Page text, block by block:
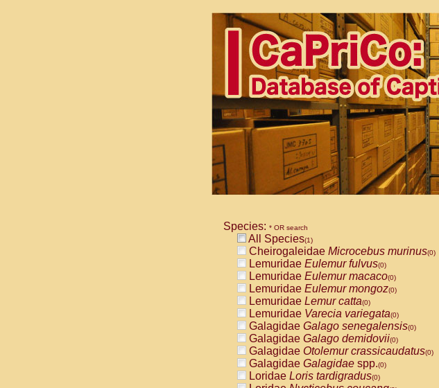
Species: * OR search
All Species(1)
Cheirogaleidae Microcebus murinus(0)
Lemuridae Eulemur fulvus(0)
Lemuridae Eulemur macaco(0)
Lemuridae Eulemur mongoz(0)
Lemuridae Lemur catta(0)
Lemuridae Varecia variegata(0)
Galagidae Galago senegalensis(0)
Galagidae Galago demidovii(0)
Galagidae Otolemur crassicaudatus(0)
Galagidae Galagidae spp.(0)
Loridae Loris tardigradus(0)